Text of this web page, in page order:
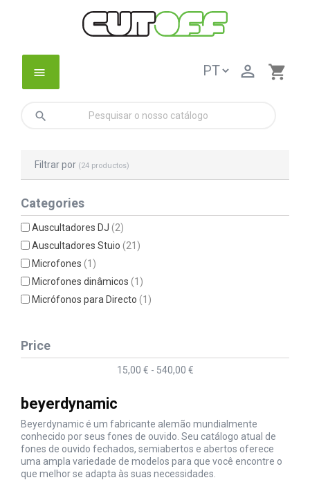
menu shopping_cart

search
Filtrar por (24 productos)
Categories
Auscultadores DJ(2)
Auscultadores Stuio(21)
Microfones(1)
Microfones dinâmicos(1)
Micrófonos para Directo(1)
Price
15,00 € - 540,00 €
beyerdynamic
Beyerdynamic é um fabricante alemão mundialmente
conhecido por seus fones de ouvido. Seu catálogo atual de
fones de ouvido fechados, semiabertos e abertos oferece
uma ampla variedade de modelos para que você encontre o
que melhor se adapta às suas necessidades.